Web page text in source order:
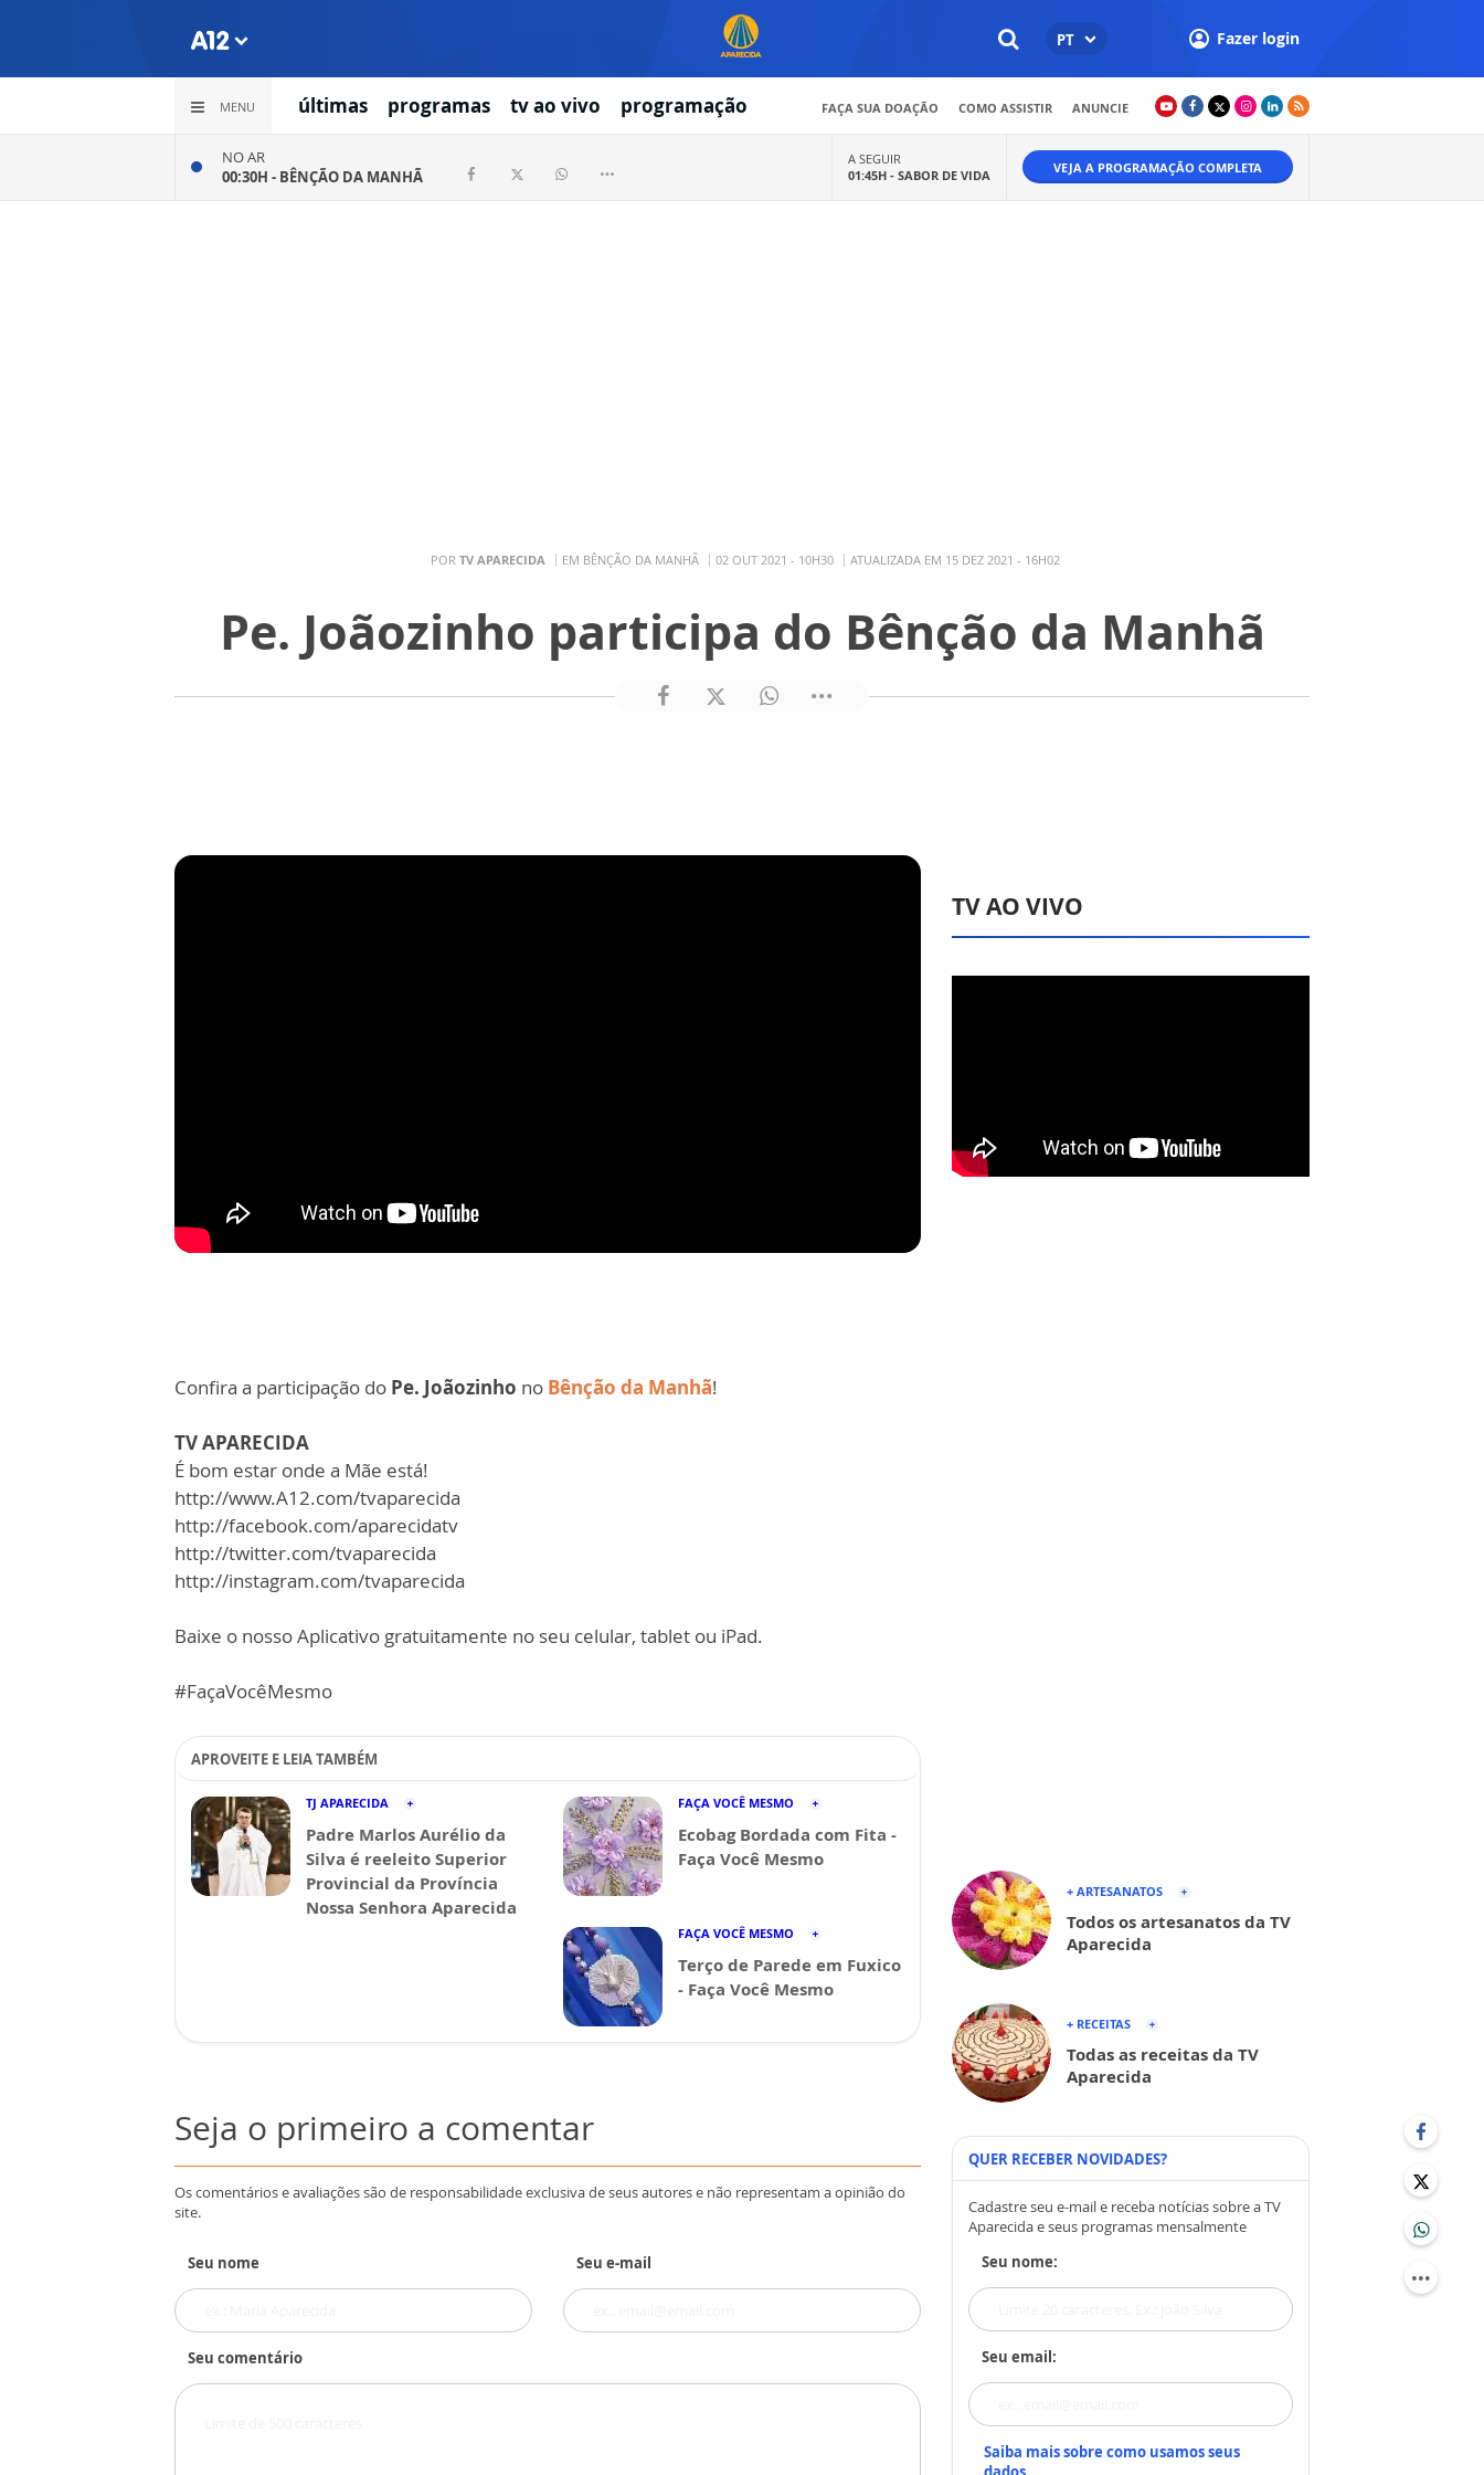
PT Fazer login
MENU últimas programas tv ao vivo programação FAÇA SUA DOAÇÃO COMO ASSISTIR ANUNCIE
NO AR
00:30H - BÊNÇÃO DA MANHÃ
A SEGUIR
01:45H - SABOR DE VIDA VEJA A PROGRAMAÇÃO COMPLETA
POR TV APARECIDA EM BÊNÇÃO DA MANHÃ 02 OUT 2021 - 10H30 ATUALIZADA EM 15 DEZ 2021 - 16H02
Pe. Joãozinho participa do Bênção da Manhã
Confira a participação do Pe. Joãozinho no Bênção da Manhã!
TV APARECIDA
É bom estar onde a Mãe está!
http://www.A12.com/tvaparecida
http://facebook.com/aparecidatv
http://twitter.com/tvaparecida
http://instagram.com/tvaparecida
Baixe o nosso Aplicativo gratuitamente no seu celular, tablet ou iPad.
#FaçaVocêMesmo
APROVEITE E LEIA TAMBÉM
TJ APARECIDA
Padre Marlos Aurélio da
Silva é reeleito Superior
Provincial da Província
Nossa Senhora Aparecida
FAÇA VOCÊ MESMO
Ecobag Bordada com Fita -
Faça Você Mesmo
FAÇA VOCÊ MESMO
Terço de Parede em Fuxico
- Faça Você Mesmo
Seja o primeiro a comentar
Os comentários e avaliações são de responsabilidade exclusiva de seus autores e não representam a opinião do
site.
Seu nome Seu e-mail
Seu comentário
TV AO VIVO
+ ARTESANATOS
Todos os artesanatos da TV
Aparecida
+ RECEITAS
Todas as receitas da TV
Aparecida
QUER RECEBER NOVIDADES?
Cadastre seu e-mail e receba notícias sobre a TV
Aparecida e seus programas mensalmente
Seu nome:
Seu email:
Saiba mais sobre como usamos seus